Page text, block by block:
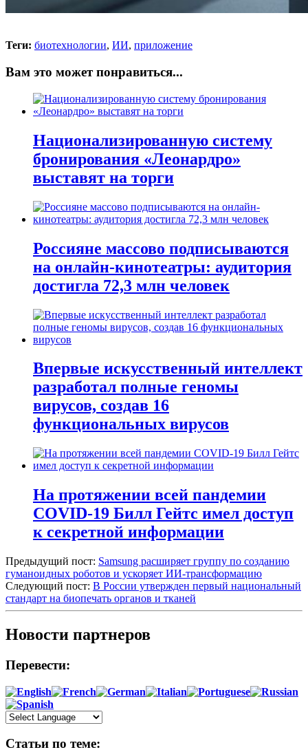
Теги: биотехнологии, ИИ, приложение
Вам это может понравиться...
Национализированную систему
бронирования «Леонардро»
выставят на торги
Россияне массово подписываются
на онлайн-кинотеатры: аудитория
достигла 72,3 млн человек
Впервые искусственный интеллект
разработал полные геномы
вирусов, создав 16
функциональных вирусов
На протяжении всей пандемии
COVID-19 Билл Гейтс имел доступ
к секретной информации
Предыдущий пост: Samsung расширяет группу по созданию
гуманоидных роботов и ускоряет ИИ-трансформацию
Следующий пост: В России утвержден первый национальный
стандарт на биопечать органов и тканей
Новости партнеров
Перевести:
Статьи по теме: